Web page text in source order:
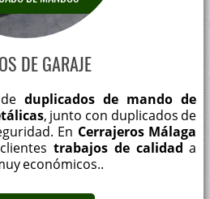
DE GARAJE
duplicados de mando de
, junto con duplicados de
En Cerrajeros Málaga
trabajos de calidada
económicos..